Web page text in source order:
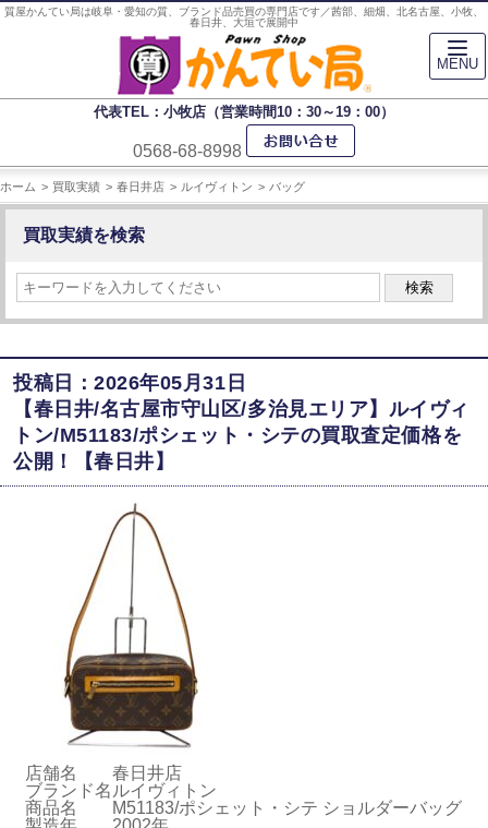
質屋かんてい局は岐阜・愛知の質、ブランド品売買の専門店です／茜部、細畑、北名古屋、小牧、
春日井、大垣で展開中
代表TEL：小牧店（営業時間10：30～19：00）
0568-68-8998
ホーム 買取実績 春日井店 ルイヴィトン バッグ
買取実績を検索
検索
投稿日：2026年05月31日
【春日井/名古屋市守山区/多治見エリア】ルイヴィ
トン/M51183/ポシェット・シテの買取査定価格を
公開！【春日井】
店舗名
春日井店
ブランド名 ルイヴィトン
商品名
M51183/ポシェット・シテ ショルダーバッグ
MENU